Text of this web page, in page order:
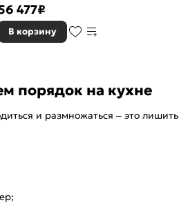
477₽
В корзину
порядок на кухне
и размножаться – это